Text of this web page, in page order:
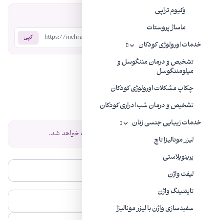
وکیوم تراپی
ماساژ پروستات
خدمات اورولوژی کودکان
تشخیص و درمان مننگوسل و
میلومننگوسل
چکاپ مشکلات اورولوژی کودکان
تشخیص و درمان شب ادراری کودکان
خدمات زیبایی جنسی زنان
لیزر مونالیزا تاچ
پرینوپلاستی
لیفت واژن
تایتنینگ واژن
سفیدسازی واژن با لیزر مونالیزا
اشتراک‌گذاری:
https://mehradodc.com/?p=339 کپی
نظرات
نظرات خود را با ما به اشتراک بگذارید.
نظر شما پس از تایید نمایش داده خواهد شد.